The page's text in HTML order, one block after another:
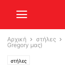
Αρχική στήλες
Gregory μας)
στήλες